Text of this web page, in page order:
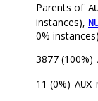
Parents of
instances),
0%
3877 (100%)
11 (0%) AUX